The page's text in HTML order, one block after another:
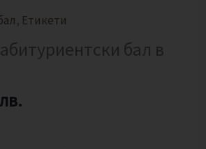
, Етикети
бал в
лв.